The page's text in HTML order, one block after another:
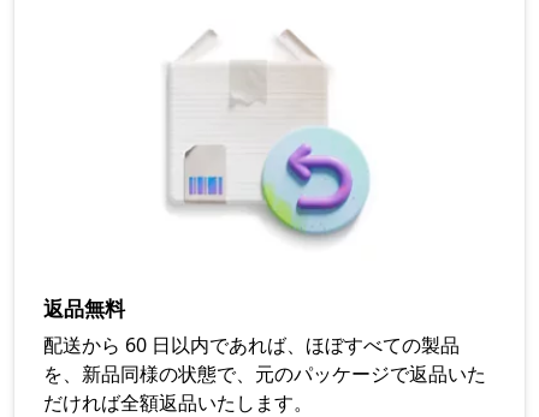
返品無料
配送から 60 日以内であれば、ほぼすべての製品
を、新品同様の状態で、元のパッケージで返品いた
だければ全額返品いたします。